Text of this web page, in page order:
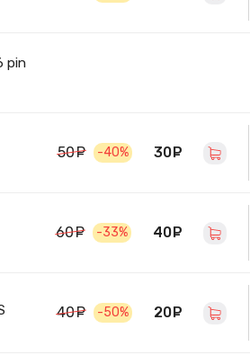
pin
50 руб.
-40% 30 руб.
60 руб.
-33% 40 руб.
40 руб.
-50% 20 руб.